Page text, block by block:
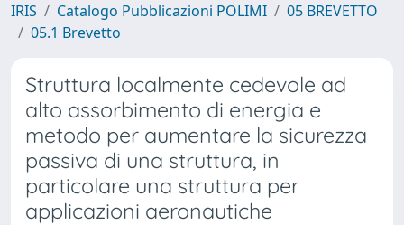
IRIS Catalogo Pubblicazioni POLIMI
05 BREVETTO
05.1 Brevetto
Struttura localmente cedevole ad
alto assorbimento di energia e
metodo per aumentare la sicurezza
passiva di una struttura, in
particolare una struttura per
applicazioni aeronautiche